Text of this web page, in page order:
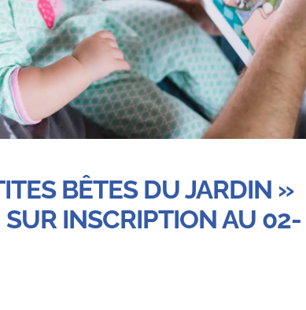
BÊTES DU JARDIN »
INSCRIPTION AU 02-